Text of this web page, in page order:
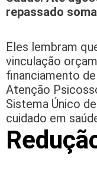
repassado
Eles lembram
vinculação
financiamento
Atenção
Sistema Único
cuidado em